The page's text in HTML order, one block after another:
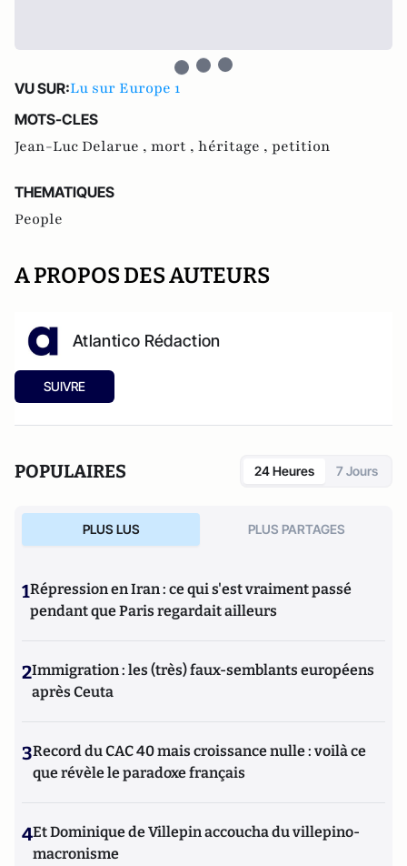
VU SUR:Lu sur Europe 1
MOTS-CLES
Jean-Luc Delarue , mort , héritage , petition
THEMATIQUES
People
A PROPOS DES AUTEURS
Atlantico Rédaction
SUIVRE
POPULAIRES 24 Heures 7 Jours
PLUS LUS PLUS PARTAGES
1Répression en Iran : ce qui s'est vraiment passé
pendant que Paris regardait ailleurs
2Immigration : les (très) faux-semblants européens
après Ceuta
3Record du CAC 40 mais croissance nulle : voilà ce
que révèle le paradoxe français
4Et Dominique de Villepin accoucha du villepino-
macronisme